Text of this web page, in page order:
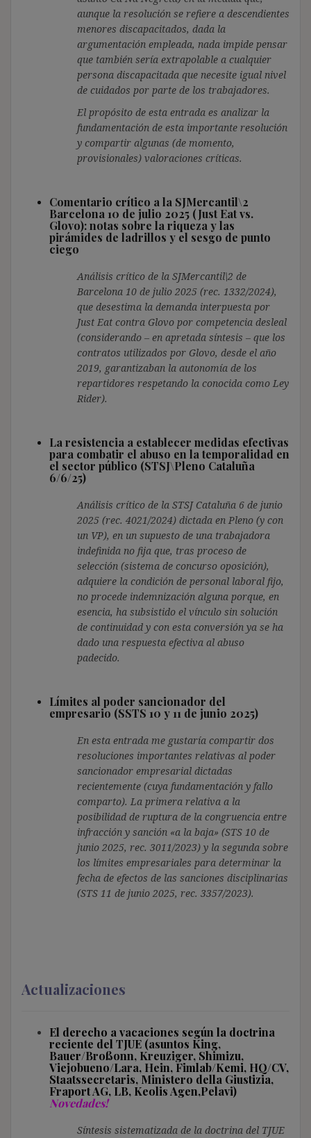
aunque la resolución se refiere a descendientes
menores discapacitados, dada la
argumentación empleada, nada impide pensar
que también sería extrapolable a cualquier
persona discapacitada que necesite igual nivel
de cuidados por parte de los trabajadores.
El propósito de esta entrada es analizar la
fundamentación de esta importante resolución
y compartir algunas (de momento,
provisionales) valoraciones críticas.
Comentario crítico a la SJMercantil\2
Barcelona 10 de julio 2025 (Just Eat vs.
Glovo): notas sobre la riqueza y las
pirámides de ladrillos y el sesgo de punto
ciego
Análisis crítico de la SJMercantil\2 de
Barcelona 10 de julio 2025 (rec. 1332/2024),
que desestima la demanda interpuesta por
Just Eat contra Glovo por competencia desleal
(considerando – en apretada síntesis – que los
contratos utilizados por Glovo, desde el año
2019, garantizaban la autonomía de los
repartidores respetando la conocida como Ley
Rider).
La resistencia a establecer medidas efectivas
para combatir el abuso en la temporalidad en
el sector público (STSJ\Pleno Cataluña
6/6/25)
Análisis crítico de la STSJ Cataluña 6 de junio
2025 (rec. 4021/2024) dictada en Pleno (y con
un VP), en un supuesto de una trabajadora
indefinida no fija que, tras proceso de
selección (sistema de concurso oposición),
adquiere la condición de personal laboral fijo,
no procede indemnización alguna porque, en
esencia, ha subsistido el vínculo sin solución
de continuidad y con esta conversión ya se ha
dado una respuesta efectiva al abuso
padecido.
Límites al poder sancionador del
empresario (SSTS 10 y 11 de junio 2025)
En esta entrada me gustaría compartir dos
resoluciones importantes relativas al poder
sancionador empresarial dictadas
recientemente (cuya fundamentación y fallo
comparto). La primera relativa a la
posibilidad de ruptura de la congruencia entre
infracción y sanción «a la baja» (STS 10 de
junio 2025, rec. 3011/2023) y la segunda sobre
los límites empresariales para determinar la
fecha de efectos de las sanciones disciplinarias
(STS 11 de junio 2025, rec. 3357/2023).
Actualizaciones
El derecho a vacaciones según la doctrina
reciente del TJUE (asuntos King,
Bauer/Broßonn, Kreuziger, Shimizu,
Viejobueno/Lara, Hein, Fimlab/Kemi, HQ/CV,
Staatssecretaris, Ministero della Giustizia,
Fraport AG, LB, Keolis Agen,Pelavi)
Novedades!
Síntesis sistematizada de la doctrina del TJUE